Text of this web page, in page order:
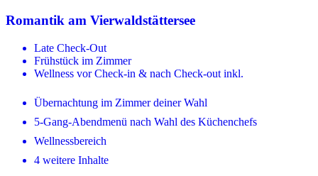
Romantik am Vierwaldstättersee
Late Check-Out
Frühstück im Zimmer
Wellness vor Check-in & nach Check-out inkl.
Übernachtung im Zimmer deiner Wahl
5-Gang-Abendmenü nach Wahl des Küchenchefs
Wellnessbereich
4 weitere Inhalte